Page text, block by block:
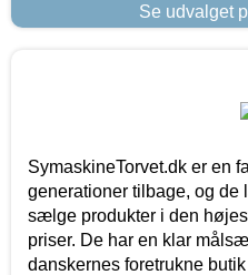
Se udvalget
SymaskineTorvet.dk er en
generationer tilbage, og
sælge produkter i den
priser. De har en klar
danskernes foretrukne